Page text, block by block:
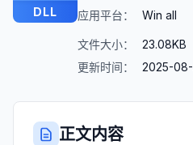
DLL
应用平台：
Win all
文件大小：
23.08KB
更新时间：
正文内容